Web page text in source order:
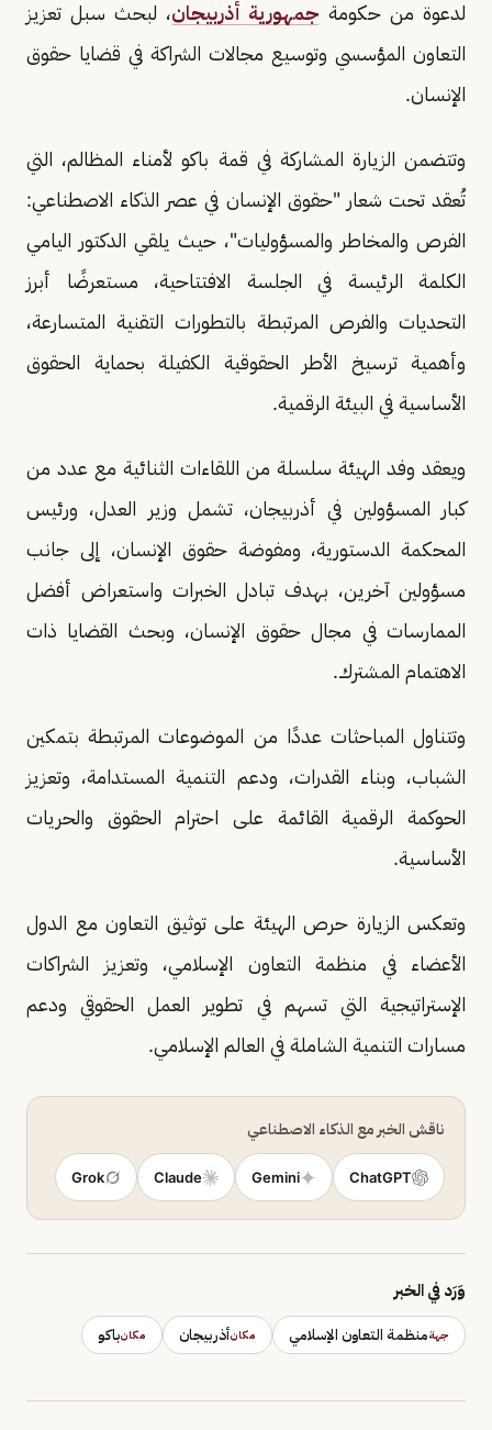
لدعوة من حكومة جمهورية أذربيجان، لبحث سبل تعزيز
التعاون المؤسسي وتوسيع مجالات الشراكة في قضايا حقوق
الإنسان.
وتتضمن الزيارة المشاركة في قمة باكو لأمناء المظالم، التي
تُعقد تحت شعار "حقوق الإنسان في عصر الذكاء الاصطناعي:
الفرص والمخاطر والمسؤوليات"، حيث يلقي الدكتور اليامي
الكلمة الرئيسة في الجلسة الافتتاحية، مستعرضًا أبرز
التحديات والفرص المرتبطة بالتطورات التقنية المتسارعة،
وأهمية ترسيخ الأطر الحقوقية الكفيلة بحماية الحقوق
الأساسية في البيئة الرقمية.
ويعقد وفد الهيئة سلسلة من اللقاءات الثنائية مع عدد من
كبار المسؤولين في أذربيجان، تشمل وزير العدل، ورئيس
المحكمة الدستورية، ومفوضة حقوق الإنسان، إلى جانب
مسؤولين آخرين، بهدف تبادل الخبرات واستعراض أفضل
الممارسات في مجال حقوق الإنسان، وبحث القضايا ذات
الاهتمام المشترك.
وتتناول المباحثات عددًا من الموضوعات المرتبطة بتمكين
الشباب، وبناء القدرات، ودعم التنمية المستدامة، وتعزيز
الحوكمة الرقمية القائمة على احترام الحقوق والحريات
الأساسية.
وتعكس الزيارة حرص الهيئة على توثيق التعاون مع الدول
الأعضاء في منظمة التعاون الإسلامي، وتعزيز الشراكات
الإستراتيجية التي تسهم في تطوير العمل الحقوقي ودعم
مسارات التنمية الشاملة في العالم الإسلامي.
ناقش الخبر مع الذكاء الاصطناعي
ChatGPT
Gemini
Claude
Grok
وَرَد في الخبر
جهةمنظمة التعاون الإسلامي مكانأذربيجان مكانباكو